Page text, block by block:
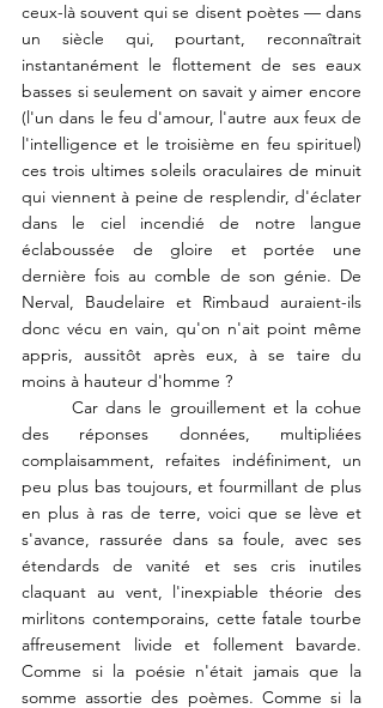
ceux-là souvent qui se disent poètes — dans
un siècle qui, pourtant, reconnaîtrait
instantanément le flottement de ses eaux
basses si seulement on savait y aimer encore
(l'un dans le feu d'amour, l'autre aux feux de
l'intelligence et le troisième en feu spirituel)
ces trois ultimes soleils oraculaires de minuit
qui viennent à peine de resplendir, d'éclater
dans le ciel incendié de notre langue
éclaboussée de gloire et portée une
dernière fois au comble de son génie. De
Nerval, Baudelaire et Rimbaud auraient-ils
donc vécu en vain, qu'on n'ait point même
appris, aussitôt après eux, à se taire du
moins à hauteur d'homme ?
	Car dans le grouillement et la cohue
des réponses données, multipliées
complaisamment, refaites indéfiniment, un
peu plus bas toujours, et fourmillant de plus
en plus à ras de terre, voici que se lève et
s'avance, rassurée dans sa foule, avec ses
étendards de vanité et ses cris inutiles
claquant au vent, l'inexpiable théorie des
mirlitons contemporains, cette fatale tourbe
affreusement livide et follement bavarde.
Comme si la poésie n'était jamais que la
somme assortie des poèmes. Comme si la